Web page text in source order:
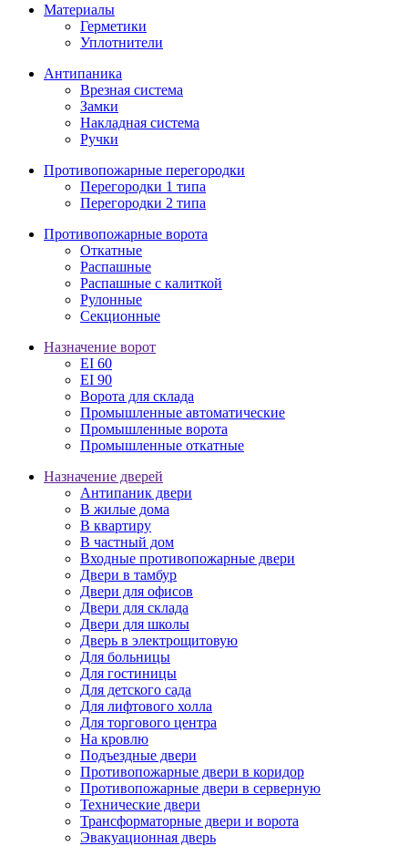
Материалы
Герметики
Уплотнители
Антипаника
Врезная система
Замки
Накладная система
Ручки
Противопожарные перегородки
Перегородки 1 типа
Перегородки 2 типа
Противопожарные ворота
Откатные
Распашные
Распашные с калиткой
Рулонные
Секционные
Назначение ворот
EI 60
EI 90
Ворота для склада
Промышленные автоматические
Промышленные ворота
Промышленные откатные
Назначение дверей
Антипаник двери
В жилые дома
В квартиру
В частный дом
Входные противопожарные двери
Двери в тамбур
Двери для офисов
Двери для склада
Двери для школы
Дверь в электрощитовую
Для больницы
Для гостиницы
Для детского сада
Для лифтового холла
Для торгового центра
На кровлю
Подъездные двери
Противопожарные двери в коридор
Противопожарные двери в серверную
Технические двери
Трансформаторные двери и ворота
Эвакуационная дверь